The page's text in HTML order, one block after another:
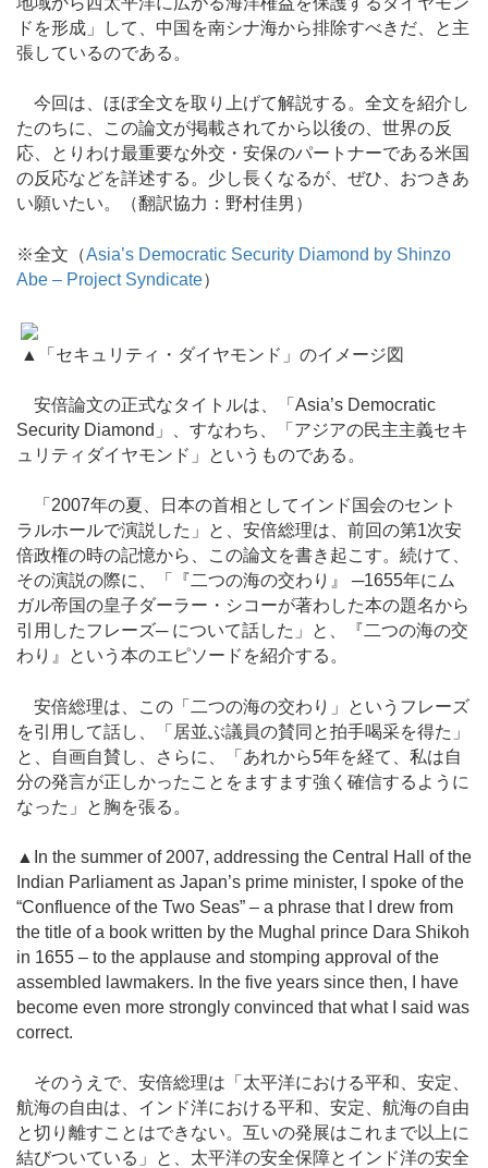
ドを形成」して、中国を南シナ海から排除すべきだ、と主
張しているのである。
今回は、ほぼ全文を取り上げて解説する。全文を紹介し
たのちに、この論文が掲載されてから以後の、世界の反
応、とりわけ最重要な外交・安保のパートナーである米国
の反応などを詳述する。少し長くなるが、ぜひ、おつきあ
い願いたい。（翻訳協力：野村佳男）
※全文（Asia’s Democratic Security Diamond by Shinzo
Abe – Project Syndicate）
▲「セキュリティ・ダイヤモンド」のイメージ図
安倍論文の正式なタイトルは、「Asia’s Democratic
Security Diamond」、すなわち、「アジアの民主主義セキ
ュリティダイヤモンド」というものである。
「2007年の夏、日本の首相としてインド国会のセント
ラルホールで演説した」と、安倍総理は、前回の第1次安
倍政権の時の記憶から、この論文を書き起こす。続けて、
その演説の際に、「『二つの海の交わり』 ─1655年にム
ガル帝国の皇子ダーラー・シコーが著わした本の題名から
引用したフレーズ─ について話した」と、『二つの海の交
わり』という本のエピソードを紹介する。
安倍総理は、この「二つの海の交わり」というフレーズ
を引用して話し、「居並ぶ議員の賛同と拍手喝采を得た」
と、自画自賛し、さらに、「あれから5年を経て、私は自
分の発言が正しかったことをますます強く確信するように
なった」と胸を張る。
▲In the summer of 2007, addressing the Central Hall of the
Indian Parliament as Japan’s prime minister, I spoke of the
“Confluence of the Two Seas” – a phrase that I drew from
the title of a book written by the Mughal prince Dara Shikoh
in 1655 – to the applause and stomping approval of the
assembled lawmakers. In the five years since then, I have
become even more strongly convinced that what I said was
correct.
そのうえで、安倍総理は「太平洋における平和、安定、
航海の自由は、インド洋における平和、安定、航海の自由
と切り離すことはできない。互いの発展はこれまで以上に
結びついている」と、太平洋の安全保障とインド洋の安全